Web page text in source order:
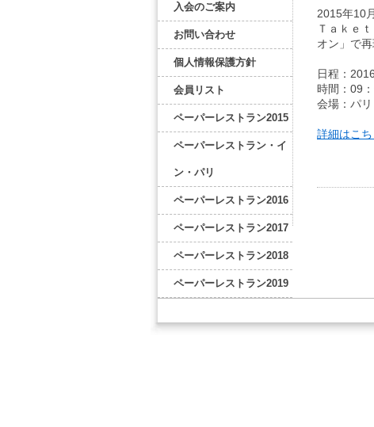
入会のご案内
お問い合わせ
個人情報保護方針
会員リスト
ペーパーレストラン2015
ペーパーレストラン・イ
ン・パリ
ペーパーレストラン2016
ペーパーレストラン2017
ペーパーレストラン2018
ペーパーレストラン2019
2015年10
Ｔａｋｅ
オン」で再
日程：
時間：09
会場：パ
詳細はこち